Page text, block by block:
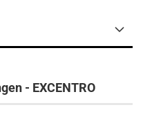
- EXCENTRO